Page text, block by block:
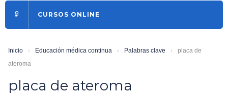
CURSOS ONLINE
Inicio › Educación médica continua › Palabras clave ›
placa de
ateroma
placa de ateroma